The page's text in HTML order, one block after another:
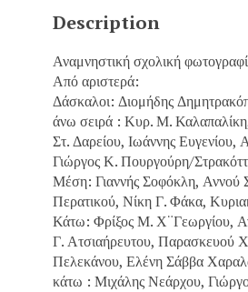
Description
Αναμνηστική σχολική
Από αριστερά:
Δάσκαλοι: Διομήδης
άνω σειρά : Κυρ. Μ.
Στ. Δαρείου, Ιωάννης
Γιώργος Κ. Πουργούρη/
Μέση: Γιαννής Σοφόκλη, Αννού
Περατικού, Νίκη Γ. Φάκα,
Κάτω: Φρίξος Μ. Χ¨Γεωργίου,
Γ. Ατσιαήρευτου, Παρασκευού
Πελεκάνου, Ελένη Σάββα
κάτω : Μιχάλης Νεάρχου,